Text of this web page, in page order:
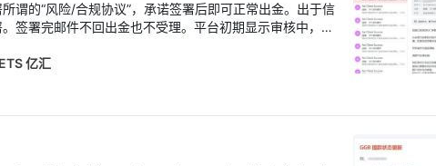
谓的“风险/合规协议”，承诺签署后即可正常出金。出于信
签署完邮件不回出金也不受理。平台初期显示审核中，但
亿汇